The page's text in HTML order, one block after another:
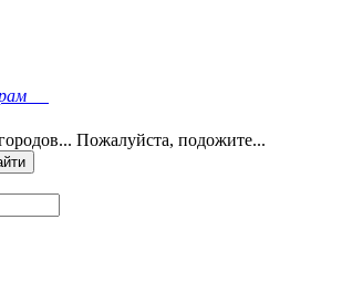
Пожалуйста, подожите...